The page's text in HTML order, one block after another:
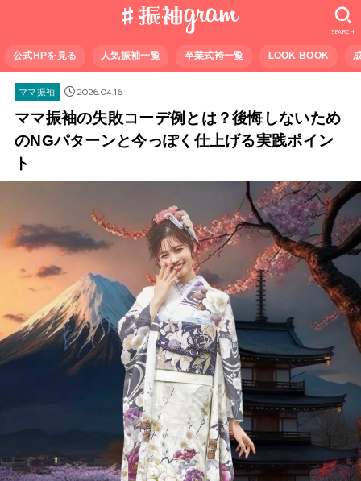
公式HPを見る 人気振袖一覧 卒業式袴一覧 LOOK BOOK
SEARCH
ママ振袖
2026.04.16
ママ振袖の失敗コーデ例とは？後悔しないため
のNGパターンと今っぽく仕上げる実践ポイン
ト